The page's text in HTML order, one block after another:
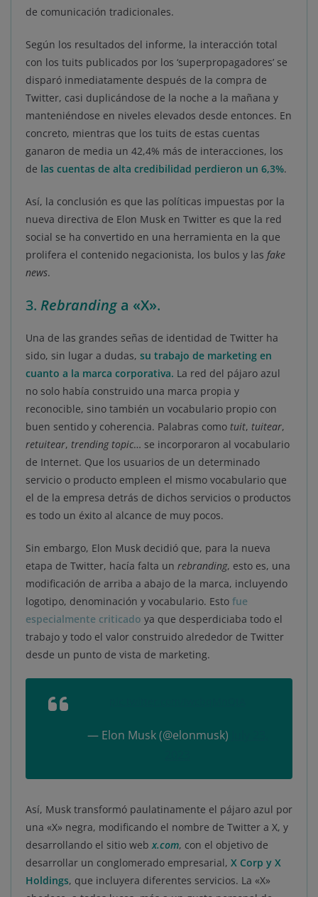
de comunicación tradicionales.
Según los resultados del informe, la interacción total
con los tuits publicados por los ‘superpropagadores’ se
disparó inmediatamente después de la compra de
Twitter, casi duplicándose de la noche a la mañana y
manteniéndose en niveles elevados desde entonces. En
concreto, mientras que los tuits de estas cuentas
ganaron de media un 42,4% más de interacciones, los
de las cuentas de alta credibilidad perdieron un 6,3%.
Así, la conclusión es que las políticas impuestas por la
nueva directiva de Elon Musk en Twitter es que la red
social se ha convertido en una herramienta en la que
prolifera el contenido negacionista, los bulos y las fake
news.
3. Rebranding a «X».
Una de las grandes señas de identidad de Twitter ha
sido, sin lugar a dudas, su trabajo de marketing en
cuanto a la marca corporativa. La red del pájaro azul
no solo había construido una marca propia y
reconocible, sino también un vocabulario propio con
buen sentido y coherencia. Palabras como tuit, tuitear,
retuitear, trending topic… se incorporaron al vocabulario
de Internet. Que los usuarios de un determinado
servicio o producto empleen el mismo vocabulario que
el de la empresa detrás de dichos servicios o productos
es todo un éxito al alcance de muy pocos.
Sin embargo, Elon Musk decidió que, para la nueva
etapa de Twitter, hacía falta un rebranding, esto es, una
modificación de arriba a abajo de la marca, incluyendo
logotipo, denominación y vocabulario. Esto fue
especialmente criticado ya que desperdiciaba todo el
trabajo y todo el valor construido alrededor de Twitter
desde un punto de vista de marketing.
— Elon Musk (@elonmusk)
Así, Musk transformó paulatinamente el pájaro azul por
una «X» negra, modificando el nombre de Twitter a X, y
desarrollando el sitio webx.com, con el objetivo de
desarrollar un conglomerado empresarial, X Corp y X
Holdings, que incluyera diferentes servicios. La «X»